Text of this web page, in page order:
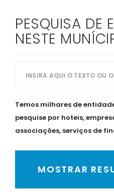
PESQUISA DE
NESTE
Temos milhares de
pesquise por hoteis,
associações, serviços de
MOSTRAR